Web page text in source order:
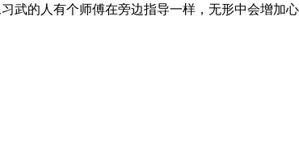
的人有个师傅在旁边指导一样，无形中会增加心